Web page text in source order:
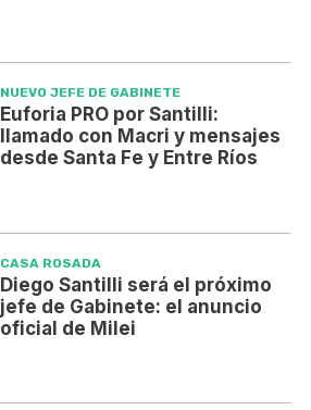
NUEVO JEFE DE GABINETE
Euforia PRO por Santilli:
llamado con Macri y mensajes
desde Santa Fe y Entre Ríos
CASA ROSADA
Diego Santilli será el próximo
jefe de Gabinete: el anuncio
oficial de Milei